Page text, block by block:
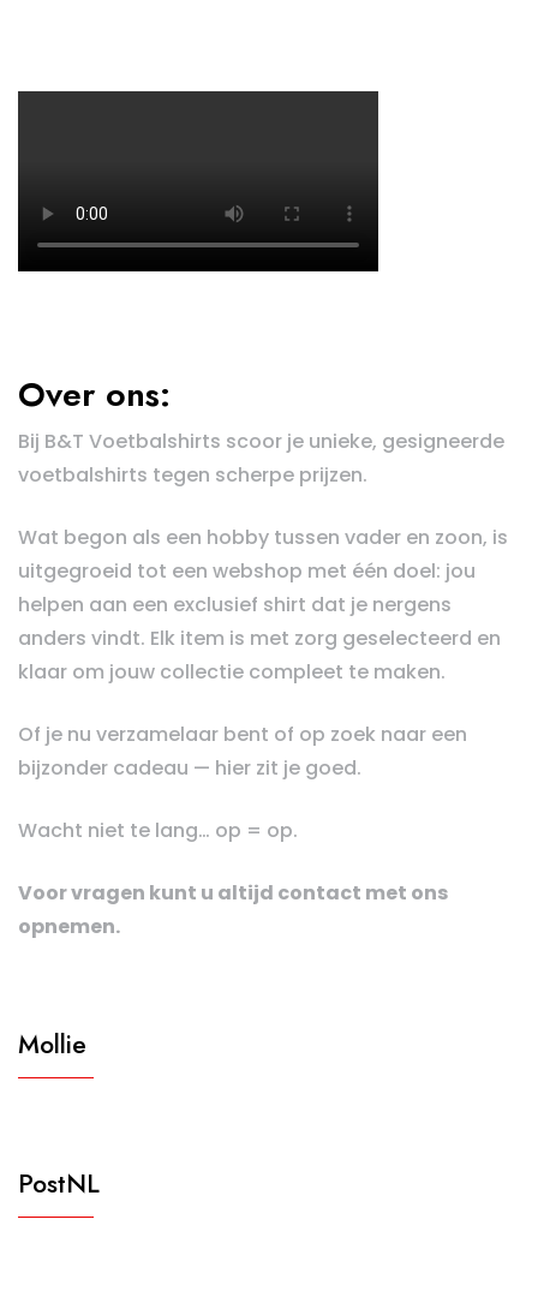
Over ons:
Bij B&T Voetbalshirts scoor je unieke, gesigneerde
voetbalshirts tegen scherpe prijzen.
Wat begon als een hobby tussen vader en zoon, is
uitgegroeid tot een webshop met één doel: jou
helpen aan een exclusief shirt dat je nergens
anders vindt. Elk item is met zorg geselecteerd en
klaar om jouw collectie compleet te maken.
Of je nu verzamelaar bent of op zoek naar een
bijzonder cadeau — hier zit je goed.
Wacht niet te lang… op = op.
Voor vragen kunt u altijd contact met ons
opnemen.
Mollie
PostNL